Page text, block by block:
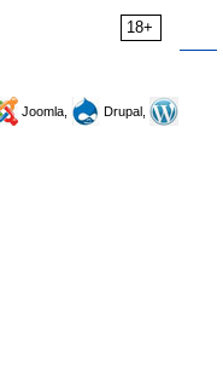
18+
Joomla,
Drupal,